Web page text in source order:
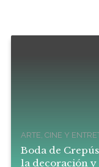
ARTE, CINE Y
Boda de
la decoración